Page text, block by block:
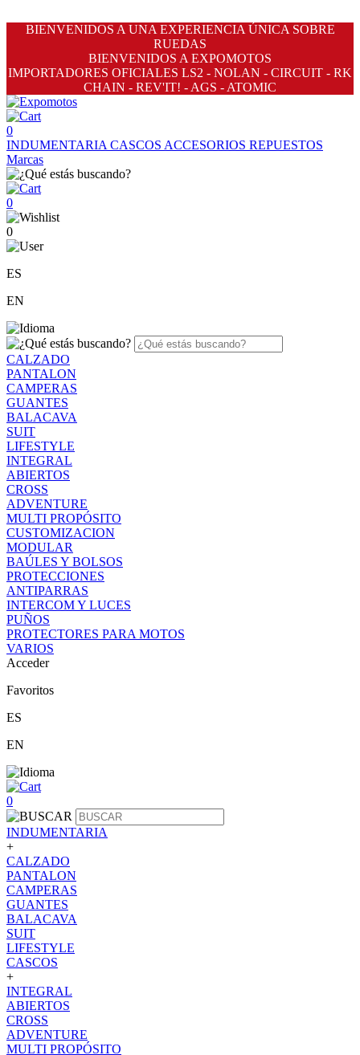
BIENVENIDOS A UNA EXPERIENCIA ÚNICA SOBRE
RUEDAS
BIENVENIDOS A EXPOMOTOS
IMPORTADORES OFICIALES LS2 - NOLAN - CIRCUIT - RK
CHAIN - REV'IT! - AGS - ATOMIC
0
INDUMENTARIA CASCOS ACCESORIOS REPUESTOS
Marcas
0
0
ES
EN
CALZADO
PANTALON
CAMPERAS
GUANTES
BALACAVA
SUIT
LIFESTYLE
INTEGRAL
ABIERTOS
CROSS
ADVENTURE
MULTI PROPÓSITO
CUSTOMIZACION
MODULAR
BAÚLES Y BOLSOS
PROTECCIONES
ANTIPARRAS
INTERCOM Y LUCES
PUÑOS
PROTECTORES PARA MOTOS
VARIOS
Acceder
Favoritos
ES
EN
0
INDUMENTARIA
+
CALZADO
PANTALON
CAMPERAS
GUANTES
BALACAVA
SUIT
LIFESTYLE
CASCOS
+
INTEGRAL
ABIERTOS
CROSS
ADVENTURE
MULTI PROPÓSITO